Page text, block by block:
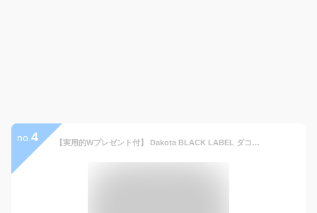
no. 4 【実用的Wプレゼント付】 Dakota BLACK LABEL ダコタ ブラックレーベル 名刺入れワキシー 名刺入れ 0625905メンズ 名刺入れ カードケース 小物 ギフト プレゼント ブランド ブラック